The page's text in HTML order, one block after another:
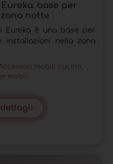
base per
notte
Eureka è una base per
installazioni nella zona
mobili cucina
,
mobili